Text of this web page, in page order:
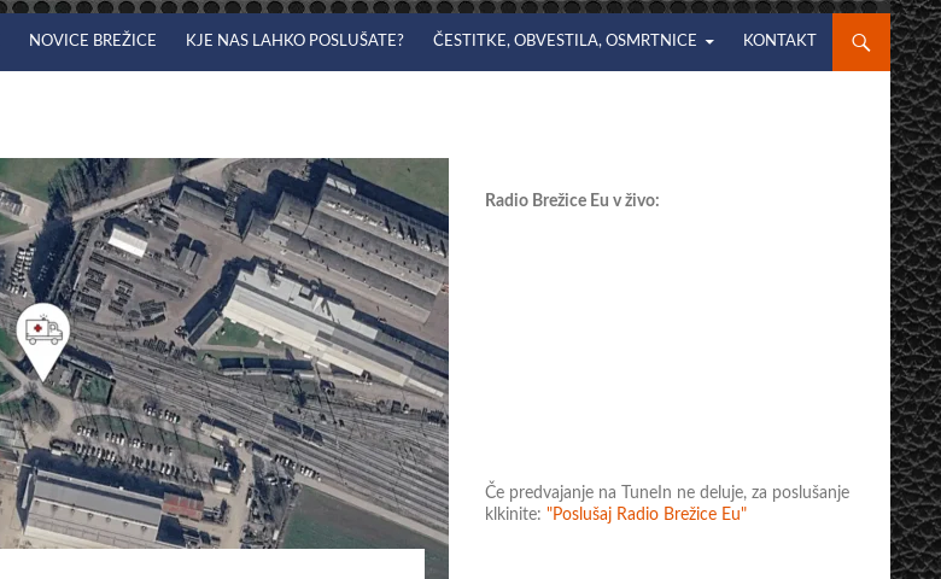
NOVICE BREŽICE KJE NAS LAHKO POSLUŠATE? ČESTITKE, OBVESTILA, OSMRTNICE KONTAKT
Radio Brežice Eu v živo:
Če predvajanje na TuneIn ne deluje, za poslušanje
klkinite: "Poslušaj Radio Brežice Eu"